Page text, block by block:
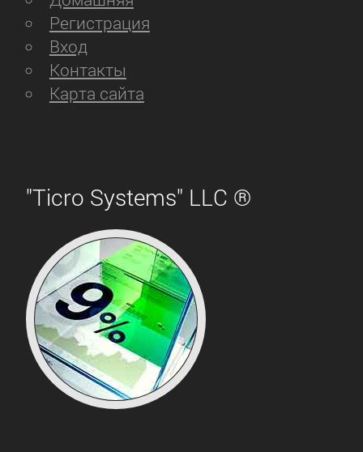
Регистрация
Вход
Контакты
Карта сайта
"Ticro Systems" LLC ®